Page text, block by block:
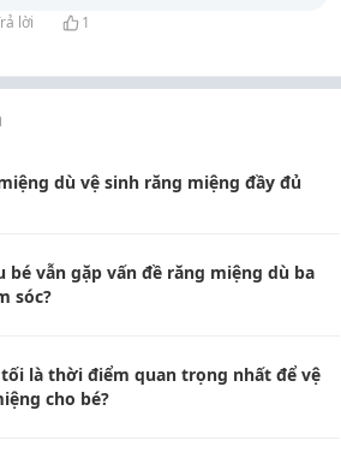
lời 1
dù vệ sinh răng miệng đầy đủ
bé vẫn gặp vấn đề răng miệng dù ba
sóc?
là thời điểm quan trọng nhất để vệ
cho bé?